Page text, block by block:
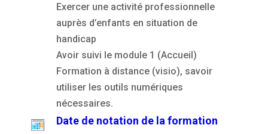
Exercer une activité professionnelle
auprès d’enfants en situation de
handicap
Avoir suivi le module 1 (Accueil)
Formation à distance (visio), savoir
utiliser les outils numériques
nécessaires.
Date de notation de la formation